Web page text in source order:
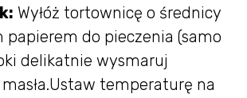
Wyłóż tortownicę o średnicy
papierem do pieczenia (samo
delikatnie wysmaruj
temperaturę na